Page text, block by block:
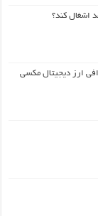
اشغال کند؟
ارز دیجیتال مکسی